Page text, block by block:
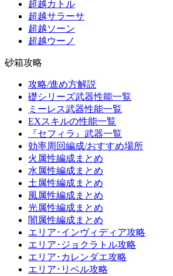
超越カトル
超越サラーサ
超越ソーン
超越ウーノ
砂箱攻略
攻略/進め方解説
礎シリーズ武器性能一覧
ミーレス武器性能一覧
EXスキルの性能一覧
『セフィラ』武器一覧
効率周回編成/おすすめ場所
火属性編成まとめ
水属性編成まとめ
土属性編成まとめ
風属性編成まとめ
光属性編成まとめ
闇属性編成まとめ
エリア･インヴィディア攻略
エリア･ジョクラトル攻略
エリア･カレンダエ攻略
エリア･リベル攻略